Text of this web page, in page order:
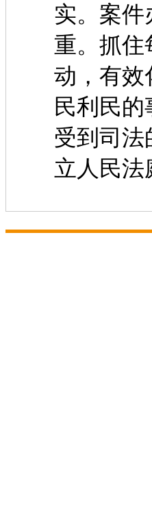
实。案件
重。抓住
动，有效
民利民
受到司
立人民法